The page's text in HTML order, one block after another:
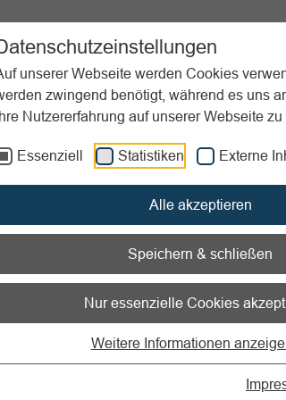
unserer Webseite werden Cookies
zwingend benötigt, während es uns
Nutzererfahrung auf unserer Webseite zu
Essenziell Statistiken Externe
Alle akzeptieren
Speichern & schließen
Nur essenzielle Cookies
Weitere Informationen
Sportpraxis Aktuelles
Redenarchiv Rede für
zum Readspeaker öffnen
Redner
: bei sehr knapper Redezeit
begründen und so auch eine positive
Herren,